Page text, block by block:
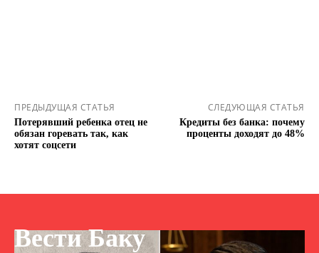
ПРЕДЫДУЩАЯ СТАТЬЯ
Потерявший ребенка отец не
обязан горевать так, как
хотят соцсети
СЛЕДУЮЩАЯ СТАТЬЯ
Кредиты без банка: почему
проценты доходят до 48%
Вести Баку